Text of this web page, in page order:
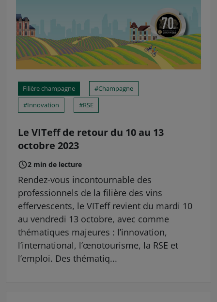
Filière champagne
Champagne
Innovation
RSE
Le VITeff de retour du 10 au 13
octobre 2023
2 min de lecture
Rendez-vous incontournable des
professionnels de la filière des vins
effervescents, le VITeff revient du mardi 10
au vendredi 13 octobre, avec comme
thématiques majeures : l’innovation,
l’international, l’œnotourisme, la RSE et
l’emploi. Des thématiq...